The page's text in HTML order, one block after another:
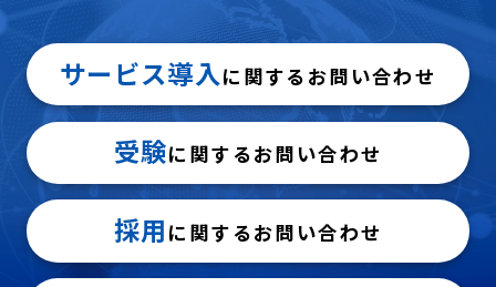
サービス導入に関するお問い合わせ
受験に関するお問い合わせ
採用 に関するお問い合わせ